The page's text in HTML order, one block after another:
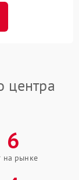
центра
6
на рынке